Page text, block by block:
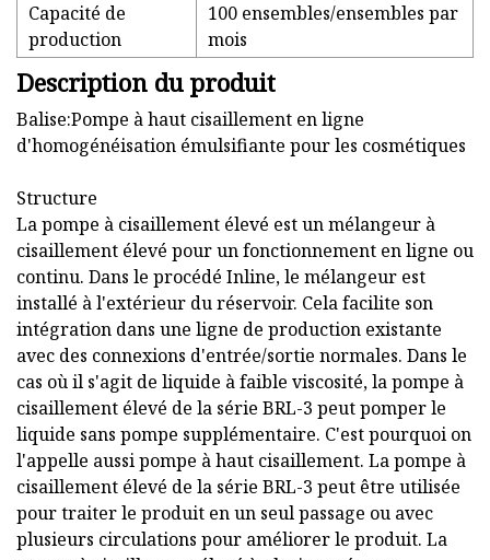
Capacité de
production
100 ensembles/ensembles par
mois
Description du produit
Balise:Pompe à haut cisaillement en ligne
d'homogénéisation émulsifiante pour les cosmétiques
Structure
La pompe à cisaillement élevé est un mélangeur à
cisaillement élevé pour un fonctionnement en ligne ou
continu. Dans le procédé Inline, le mélangeur est
installé à l'extérieur du réservoir. Cela facilite son
intégration dans une ligne de production existante
avec des connexions d'entrée/sortie normales. Dans le
cas où il s'agit de liquide à faible viscosité, la pompe à
cisaillement élevé de la série BRL-3 peut pomper le
liquide sans pompe supplémentaire. C'est pourquoi on
l'appelle aussi pompe à haut cisaillement. La pompe à
cisaillement élevé de la série BRL-3 peut être utilisée
pour traiter le produit en un seul passage ou avec
plusieurs circulations pour améliorer le produit. La